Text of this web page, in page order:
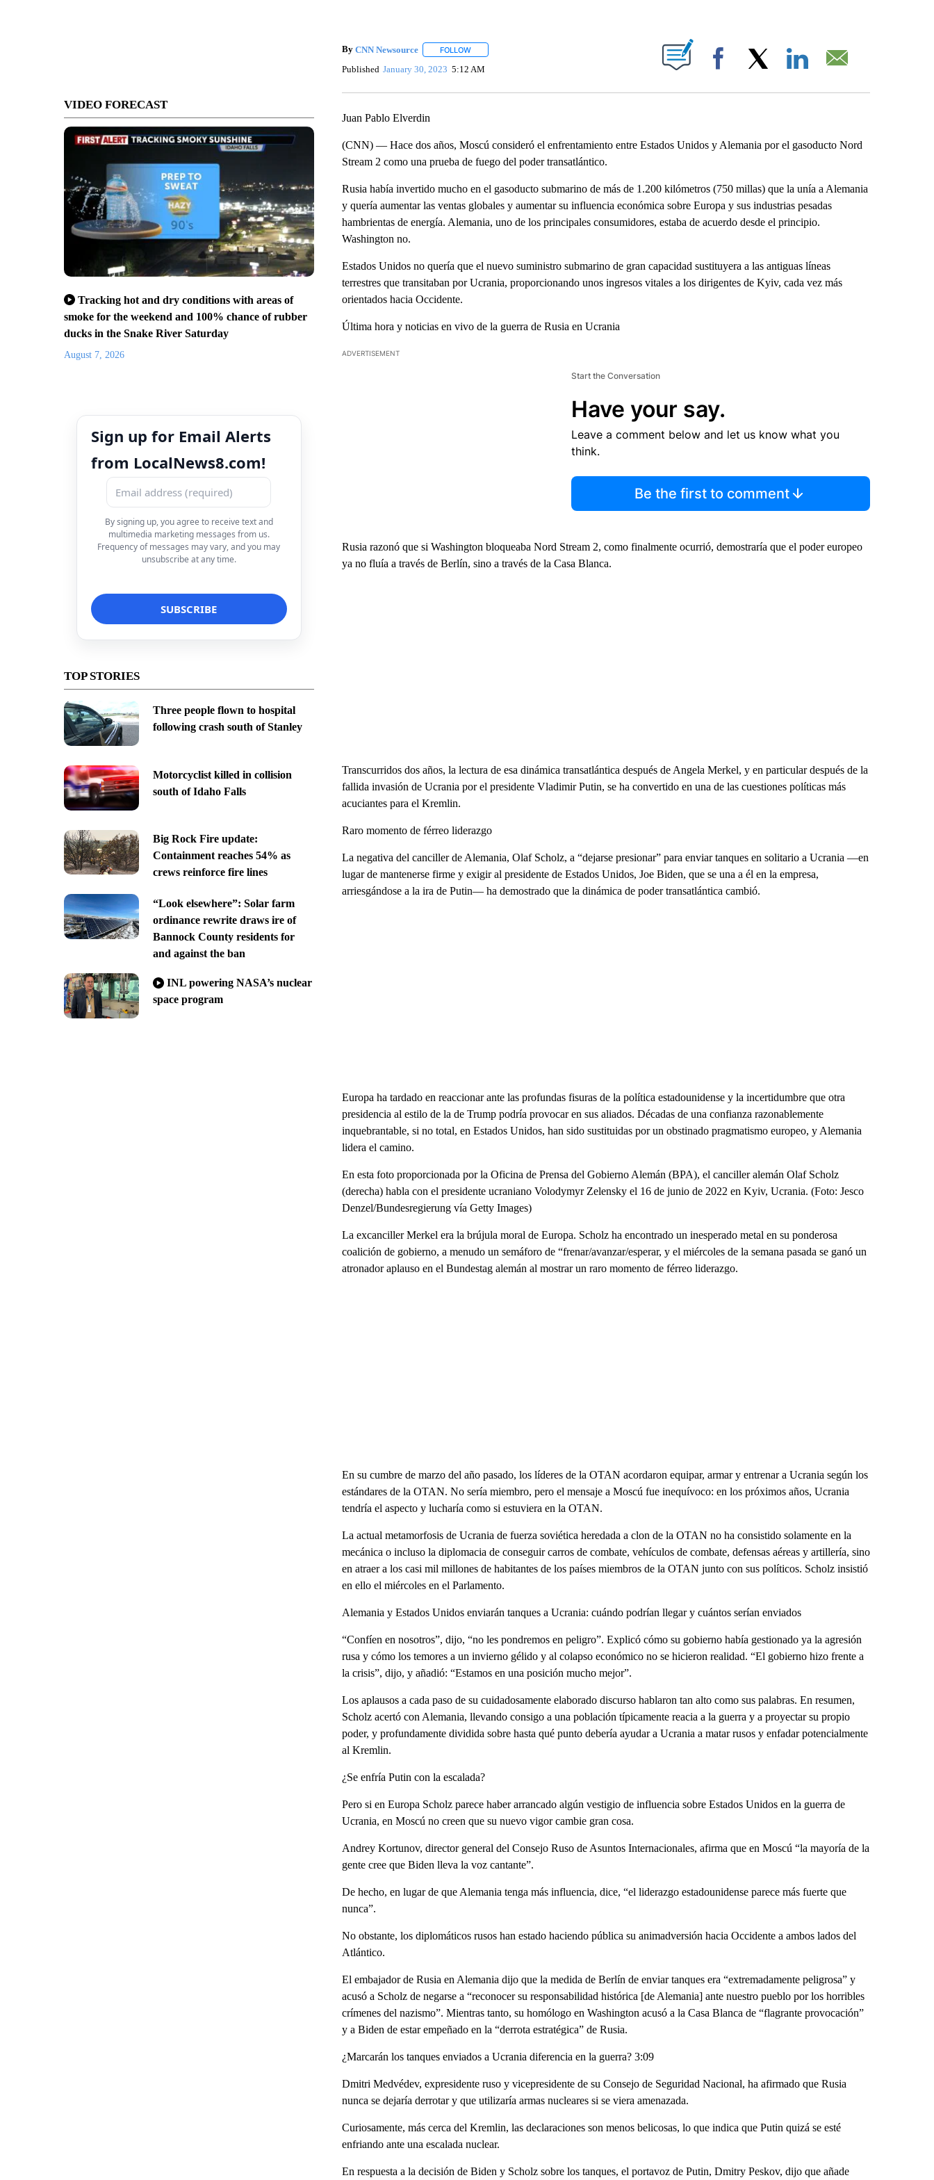
VIDEO FORECAST
Tracking hot and dry conditions with areas of
smoke for the weekend and 100% chance of rubber
ducks in the Snake River Saturday
August 7, 2026
Sign up for Email Alerts
from LocalNews8.com!
By signing up, you agree to receive text and
multimedia marketing messages from us.
Frequency of messages may vary, and you may
unsubscribe at any time.
TOP STORIES
Three people flown to hospital
following crash south of Stanley
Motorcyclist killed in collision
south of Idaho Falls
Big Rock Fire update:
Containment reaches 54% as
crews reinforce fire lines
“Look elsewhere”: Solar farm
ordinance rewrite draws ire of
Bannock County residents for
and against the ban
INL powering NASA’s nuclear
space program
By CNN Newsource FOLLOWFOLLOW "" TO RECEIVE NOTIFICATIONS ABOUT NEW PAGES ON "".
Published January 30, 2023 5:12 AM Facebook
Juan Pablo Elverdin
(CNN) — Hace dos años, Moscú consideró el enfrentamiento entre Estados Unidos y Alemania por el gasoducto Nord
Stream 2 como una prueba de fuego del poder transatlántico.
Rusia había invertido mucho en el gasoducto submarino de más de 1.200 kilómetros (750 millas) que la unía a Alemania
y quería aumentar las ventas globales y aumentar su influencia económica sobre Europa y sus industrias pesadas
hambrientas de energía. Alemania, uno de los principales consumidores, estaba de acuerdo desde el principio.
Washington no.
Estados Unidos no quería que el nuevo suministro submarino de gran capacidad sustituyera a las antiguas líneas
terrestres que transitaban por Ucrania, proporcionando unos ingresos vitales a los dirigentes de Kyiv, cada vez más
orientados hacia Occidente.
Última hora y noticias en vivo de la guerra de Rusia en Ucrania
ADVERTISEMENT
Start the Conversation
Have your say.
Leave a comment below and let us know what you
think.
Be the first to comment
Rusia razonó que si Washington bloqueaba Nord Stream 2, como finalmente ocurrió, demostraría que el poder europeo
ya no fluía a través de Berlín, sino a través de la Casa Blanca.
Transcurridos dos años, la lectura de esa dinámica transatlántica después de Angela Merkel, y en particular después de la
fallida invasión de Ucrania por el presidente Vladimir Putin, se ha convertido en una de las cuestiones políticas más
acuciantes para el Kremlin.
Raro momento de férreo liderazgo
La negativa del canciller de Alemania, Olaf Scholz, a “dejarse presionar” para enviar tanques en solitario a Ucrania —en
lugar de mantenerse firme y exigir al presidente de Estados Unidos, Joe Biden, que se una a él en la empresa,
arriesgándose a la ira de Putin— ha demostrado que la dinámica de poder transatlántica cambió.
Europa ha tardado en reaccionar ante las profundas fisuras de la política estadounidense y la incertidumbre que otra
presidencia al estilo de la de Trump podría provocar en sus aliados. Décadas de una confianza razonablemente
inquebrantable, si no total, en Estados Unidos, han sido sustituidas por un obstinado pragmatismo europeo, y Alemania
lidera el camino.
En esta foto proporcionada por la Oficina de Prensa del Gobierno Alemán (BPA), el canciller alemán Olaf Scholz
(derecha) habla con el presidente ucraniano Volodymyr Zelensky el 16 de junio de 2022 en Kyiv, Ucrania. (Foto: Jesco
Denzel/Bundesregierung vía Getty Images)
La excanciller Merkel era la brújula moral de Europa. Scholz ha encontrado un inesperado metal en su ponderosa
coalición de gobierno, a menudo un semáforo de “frenar/avanzar/esperar, y el miércoles de la semana pasada se ganó un
atronador aplauso en el Bundestag alemán al mostrar un raro momento de férreo liderazgo.
En su cumbre de marzo del año pasado, los líderes de la OTAN acordaron equipar, armar y entrenar a Ucrania según los
estándares de la OTAN. No sería miembro, pero el mensaje a Moscú fue inequívoco: en los próximos años, Ucrania
tendría el aspecto y lucharía como si estuviera en la OTAN.
La actual metamorfosis de Ucrania de fuerza soviética heredada a clon de la OTAN no ha consistido solamente en la
mecánica o incluso la diplomacia de conseguir carros de combate, vehículos de combate, defensas aéreas y artillería, sino
en atraer a los casi mil millones de habitantes de los países miembros de la OTAN junto con sus políticos. Scholz insistió
en ello el miércoles en el Parlamento.
Alemania y Estados Unidos enviarán tanques a Ucrania: cuándo podrían llegar y cuántos serían enviados
“Confíen en nosotros”, dijo, “no les pondremos en peligro”. Explicó cómo su gobierno había gestionado ya la agresión
rusa y cómo los temores a un invierno gélido y al colapso económico no se hicieron realidad. “El gobierno hizo frente a
la crisis”, dijo, y añadió: “Estamos en una posición mucho mejor”.
Los aplausos a cada paso de su cuidadosamente elaborado discurso hablaron tan alto como sus palabras. En resumen,
Scholz acertó con Alemania, llevando consigo a una población típicamente reacia a la guerra y a proyectar su propio
poder, y profundamente dividida sobre hasta qué punto debería ayudar a Ucrania a matar rusos y enfadar potencialmente
al Kremlin.
¿Se enfría Putin con la escalada?
Pero si en Europa Scholz parece haber arrancado algún vestigio de influencia sobre Estados Unidos en la guerra de
Ucrania, en Moscú no creen que su nuevo vigor cambie gran cosa.
Andrey Kortunov, director general del Consejo Ruso de Asuntos Internacionales, afirma que en Moscú “la mayoría de la
gente cree que Biden lleva la voz cantante”.
De hecho, en lugar de que Alemania tenga más influencia, dice, “el liderazgo estadounidense parece más fuerte que
nunca”.
No obstante, los diplomáticos rusos han estado haciendo pública su animadversión hacia Occidente a ambos lados del
Atlántico.
El embajador de Rusia en Alemania dijo que la medida de Berlín de enviar tanques era “extremadamente peligrosa” y
acusó a Scholz de negarse a “reconocer su responsabilidad histórica [de Alemania] ante nuestro pueblo por los horribles
crímenes del nazismo”. Mientras tanto, su homólogo en Washington acusó a la Casa Blanca de “flagrante provocación”
y a Biden de estar empeñado en la “derrota estratégica” de Rusia.
¿Marcarán los tanques enviados a Ucrania diferencia en la guerra? 3:09
Dmitri Medvédev, expresidente ruso y vicepresidente de su Consejo de Seguridad Nacional, ha afirmado que Rusia
nunca se dejaría derrotar y que utilizaría armas nucleares si se viera amenazada.
Curiosamente, más cerca del Kremlin, las declaraciones son menos belicosas, lo que indica que Putin quizá se esté
enfriando ante una escalada nuclear.
En respuesta a la decisión de Biden y Scholz sobre los tanques, el portavoz de Putin, Dmitry Peskov, dijo que añade